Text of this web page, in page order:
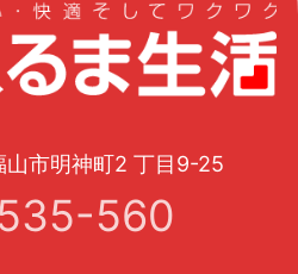
市明神町2 丁目9-25
560